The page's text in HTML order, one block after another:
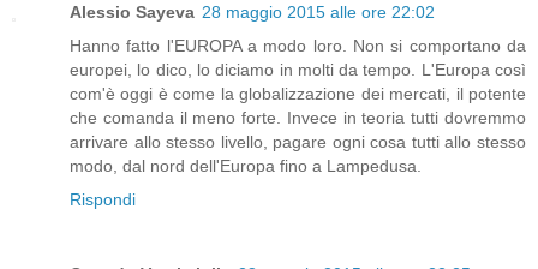
Alessio Sayeva 28 maggio 2015 alle ore 22:02
Hanno fatto l'EUROPA a modo loro. Non si comportano da
europei, lo dico, lo diciamo in molti da tempo. L'Europa così
com'è oggi è come la globalizzazione dei mercati, il potente
che comanda il meno forte. Invece in teoria tutti dovremmo
arrivare allo stesso livello, pagare ogni cosa tutti allo stesso
modo, dal nord dell'Europa fino a Lampedusa.
Rispondi